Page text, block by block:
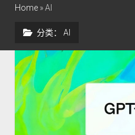
Go 入
PHP
软件
Home»AI
分类： AI